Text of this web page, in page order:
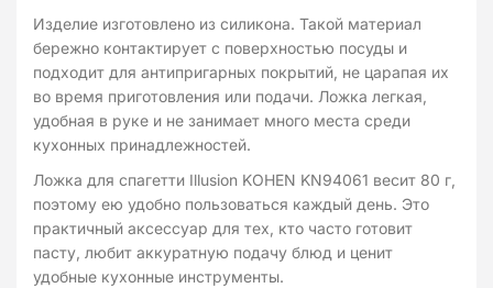
Изделие изготовлено из силикона. Такой материал
бережно контактирует с поверхностью посуды и
подходит для антипригарных покрытий, не царапая их
во время приготовления или подачи. Ложка легкая,
удобная в руке и не занимает много места среди
кухонных принадлежностей.
Ложка для спагетти Illusion KOHEN KN94061 весит 80 г,
поэтому ею удобно пользоваться каждый день. Это
практичный аксессуар для тех, кто часто готовит
пасту, любит аккуратную подачу блюд и ценит
удобные кухонные инструменты.